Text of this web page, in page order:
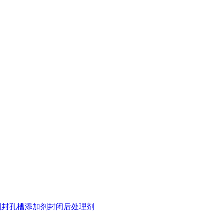
封孔槽添加剂 封闭后处理剂